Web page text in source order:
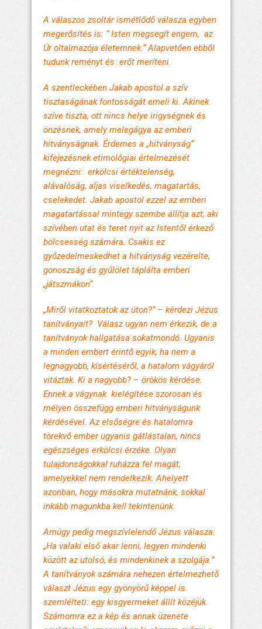
A válaszos zsoltár ismétlődő válasza egyben
megerősítés is: “ Isten megsegít engem, az
Úr oltalmazója életemnek.“ Alapvetően ebből
tudunk reményt és erőt meríteni.
A szentleckében Jakab apostol a szív
tisztaságának fontosságát emeli ki. Akinek
szíve tiszta, ott nincs helye irigységnek és
önzésnek, amely melegágya az emberi
hitványságnak. Érdemes a „hitványság“
kifejezésnek etimológiai értelmezését
megnézni: erkölcsi értéktelenség,
alávalóság, aljas viselkedés, magatartás,
cselekedet. Jakab apostol ezzel az emberi
magatartással mintegy szembe állítja azt, aki
szívében utat és teret nyit az Istentől érkező
bölcsesség számára. Csakis ez
győzedelmeskedhet a hitványság vezérelte,
gonoszság és gyűlölet táplálta emberi
„játszmákon“.
„Miről vitatkoztatok az úton?” – kérdezi Jézus
tanítványait? Válasz ugyan nem érkezik, de a
tanítványok hallgatása sokatmondó. Ugyanis
a minden embert érintő egyik, ha nem a
legnagyobb, kísértéséről, a hatalom vágyáról
vitáztak. Ki a nagyobb? – örökös kérdése.
Ennek a vágynak kielégítése szorosan és
mélyen összefügg emberi hitványságunk
kérdésével. Az elsőségre és hatalomra
törekvő ember ugyanis gátlástalan, nincs
egészséges erkölcsi érzéke. Olyan
tulajdonságokkal ruházza fel magát,
amelyekkel nem rendelkezik. Ahelyett
azonban, hogy másokra mutatnánk, sokkal
inkább magunkba kell tekintenünk.
Amúgy pedig megszívlelendő Jézus válasza:
„Ha valaki első akar lenni, legyen mindenki
között az utolsó, és mindenkinek a szolgája.”
A tanítványok számára nehezen értelmezhető
választ Jézus egy gyönyörű képpel is
szemlélteti: egy kisgyermeket állít közéjük.
Számomra ez a kép és annak üzenete